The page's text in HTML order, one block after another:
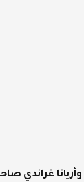
وأريانا غراندي